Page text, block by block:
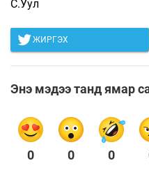
С.Уул
ЖИРГЭХ
Энэ мэдээ танд ямар
0 0 0